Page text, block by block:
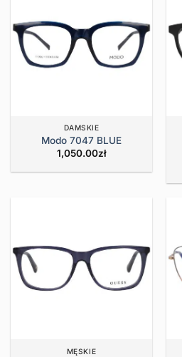
DAMSKIE
Modo 7047 BLUE
1,050.00zł
MĘSKIE